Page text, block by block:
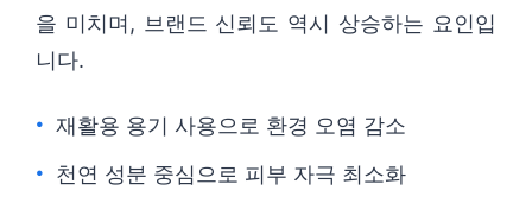
을 미치며, 브랜드 신뢰도 역시 상승하는 요인입
니다.
재활용 용기 사용으로 환경 오염 감소
천연 성분 중심으로 피부 자극 최소화